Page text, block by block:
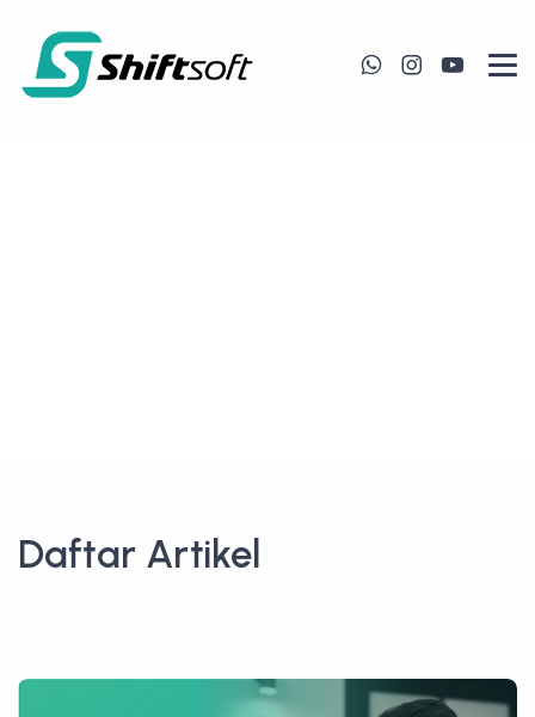
Daftar Artikel